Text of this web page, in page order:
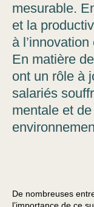
mesurable.
et la
à
En matière
ont un rôle à
salariés
mentale et
De nombreuses